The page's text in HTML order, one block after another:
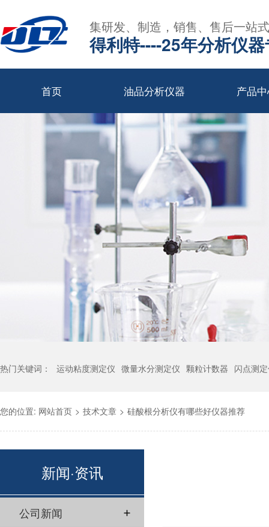
集研发、制造，销售、售后一站
得利特----25年分析仪
首页 油品分析仪器 产品
热门关键词： 运动粘度测定仪 微量水分测定仪 颗粒计数器 闪点测
您的位置: 网站首页 > 技术文章 > 硅酸根分析仪有哪些好仪器推荐
新闻·资讯
公司新闻